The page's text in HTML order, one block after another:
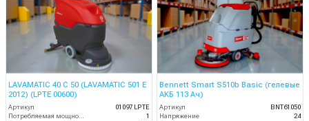
LAVAMATIC 40 C 50 (LAVAMATIC 501 E
2012) (LPTE 00600)
Артикул
01097 LPTE
Потребляемая мощность (кВт)
1
Bennett Smart S510b Basic (гелевые
АКБ 113 Ач)
Артикул
BNT61050
Напряжение
24